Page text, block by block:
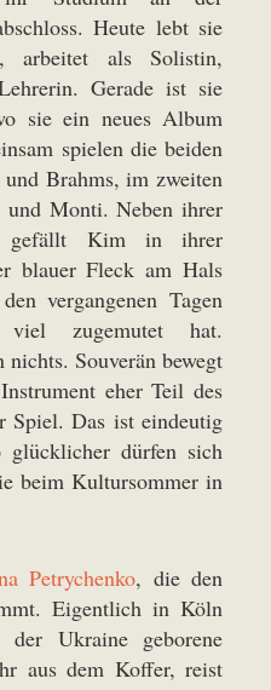
Heute lebt sie
arbeitet als Solistin,
Gerade ist sie
sie ein neues Album
spielen die beiden
Brahms, im zweiten
und Monti. Neben ihrer
gefällt Kim in ihrer
blauer Fleck am Hals
vergangenen Tagen
zugemutet hat.
Souverän bewegt
eher Teil des
Spiel. Das ist eindeutig
glücklicher dürfen sich
beim Kultursommer in
Petrychenko, die den
Eigentlich in Köln
Ukraine geborene
aus dem Koffer, reist